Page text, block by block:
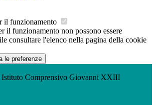
il funzionamento
il funzionamento non possono essere
consultare l'elenco nella pagina della cookie
le preferenze
Istituto Comprensivo Giovanni XXIII